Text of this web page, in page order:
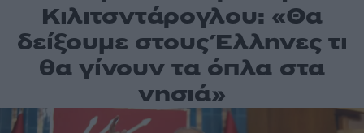
Κιλιτσντάρογλου: «Θα
δείξουμε στους Έλληνες τι
θα γίνουν τα όπλα στα
νησιά»